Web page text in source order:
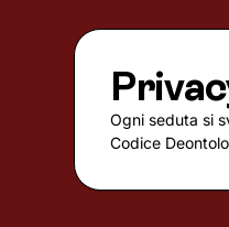
Ogni seduta si
Codice